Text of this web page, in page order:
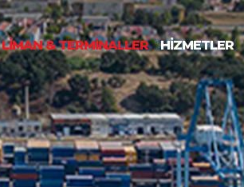
LİMAN & TERMİNALLER HİZMETLER